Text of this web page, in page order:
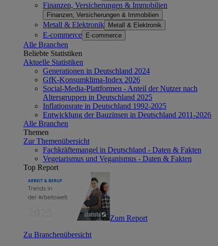
Finanzen, Versicherungen & Immobilien
Finanzen, Versicherungen & Immobilien
Metall & Elektronik Metall & Elektronik
E-commerce E-commerce
Alle Branchen
Beliebte Statistiken
Aktuelle Statistiken
Generationen in Deutschland 2024
GfK-Konsumklima-Index 2026
Social-Media-Plattformen - Anteil der Nutzer nach
Altersgruppen in Deutschland 2025
Inflationsrate in Deutschland 1992-2025
Entwicklung der Bauzinsen in Deutschland 2011-2026
Alle Branchen
Themen
Zur Themenübersicht
Fachkräftemangel in Deutschland - Daten & Fakten
Vegetarismus und Veganismus - Daten & Fakten
Top Report
Zum Report
Zu Branchenübersicht